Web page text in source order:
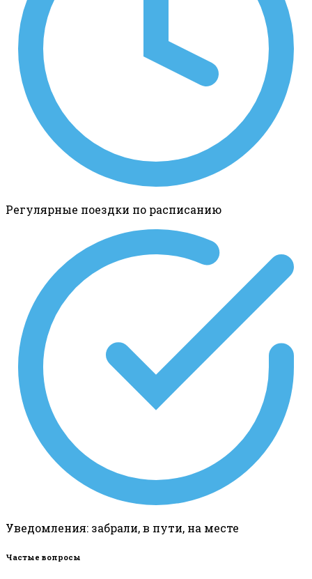
Регулярные поездки по расписанию
Уведомления: забрали, в пути, на месте
Частые вопросы